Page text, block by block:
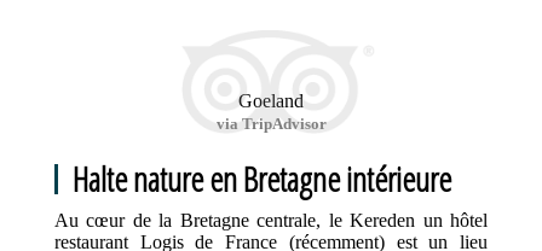
Goeland
via TripAdvisor
Halte nature en Bretagne intérieure
Au cœur de la Bretagne centrale, le Kereden un hôtel
restaurant Logis de France (récemment) est un lieu